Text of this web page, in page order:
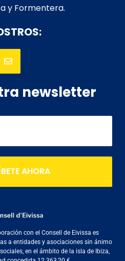
y Formentera.
newsletter
AHORA
con el Consell de Eivissa es
a entidades y asociaciones sin ánimo
en el ámbito de la isla de Ibiza,